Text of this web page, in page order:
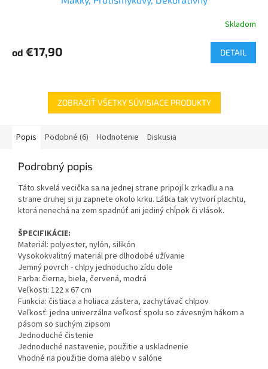
Skladom
od €17,90 DETAIL
ZOBRAZIŤ VŠETKY SÚVISIACE PRODUKTY
Popis Podobné (6) Hodnotenie Diskusia
Podrobný popis
Táto skvelá vecička sa na jednej strane pripojí k zrkadlu a na
strane druhej si ju zapnete okolo krku. Látka tak vytvorí plachtu,
ktorá nenechá na zem spadnúť ani jediný chĺpok či vlások.
ŠPECIFIKÁCIE:
Materiál: polyester, nylón, silikón
Vysokokvalitný materiál pre dlhodobé užívanie
Jemný povrch - chlpy jednoducho zídu dole
Farba: čierna, biela, červená, modrá
Veľkosti: 122 x 67 cm
Funkcia: čistiaca a holiaca zástera, zachytávač chlpov
Veľkosť: jedna univerzálna veľkosť spolu so závesným hákom a
pásom so suchým zipsom
Jednoduché čistenie
Jednoduché nastavenie, použitie a uskladnenie
Vhodné na použitie doma alebo v salóne